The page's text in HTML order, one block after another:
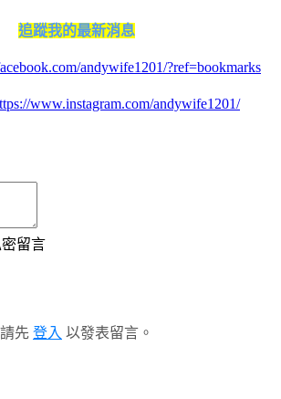
追蹤我的最新消息
andywife1201/?ref=bookmarks
www.instagram.com/andywife1201/
留言
請先 登入 以發表留言。